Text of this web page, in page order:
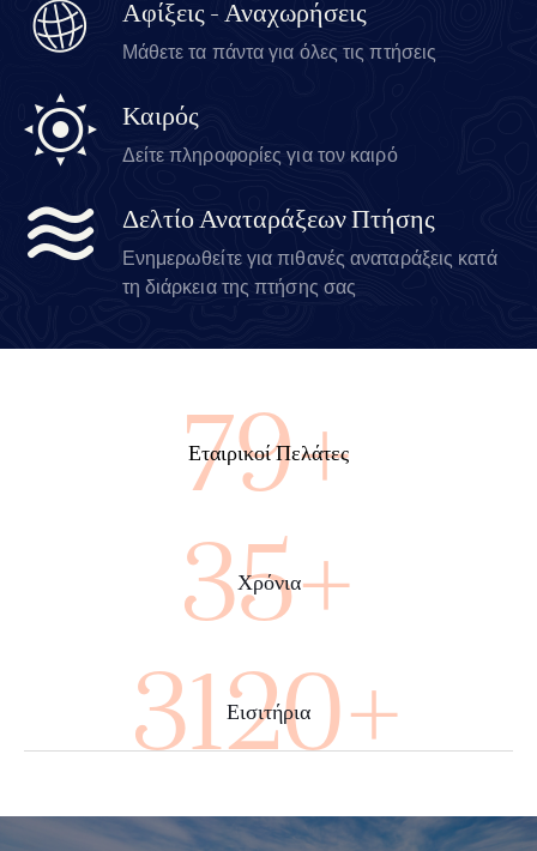
Αφίξεις - Αναχωρήσεις
Μάθετε τα πάντα για όλες τις πτήσεις
Καιρός
Δείτε πληροφορίες για τον καιρό
Δελτίο Αναταράξεων Πτήσης
Ενημερωθείτε για πιθανές αναταράξεις κατά
τη διάρκεια της πτήσης σας
86+
Εταιρικοί Πελάτες
38+
Χρόνια
3400+
Εισιτήρια